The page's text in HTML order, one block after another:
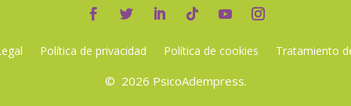
Política de privacidad Política de cookies Tratamiento
© 2026 PsicoAdempress.